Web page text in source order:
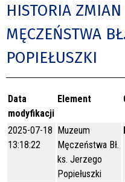
HISTORIA
MĘCZEŃSTWA
POPIEŁUSZKI
Data
modyfikacji
Element
2025-07-18
13:18:22
Muzeum
Męczeństwa Bł.
ks. Jerzego
Popiełuszki